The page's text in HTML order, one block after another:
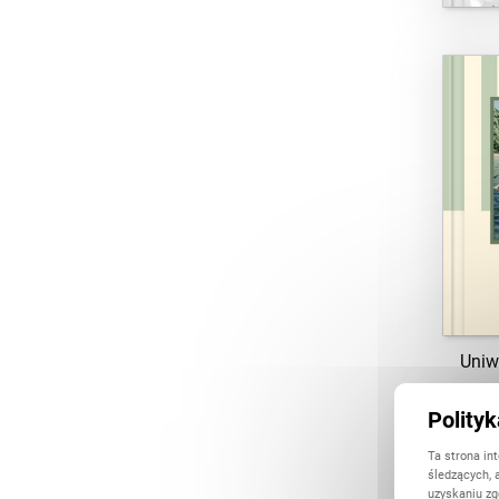
Ta strona
śledzących,
uzyskaniu